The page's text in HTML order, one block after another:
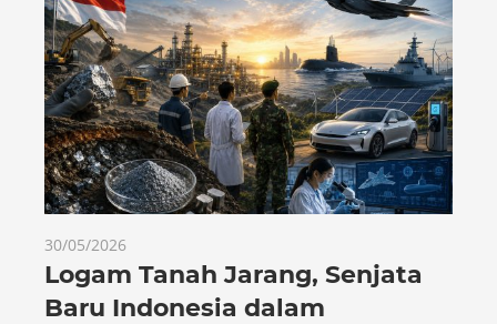
30/05/2026
Logam Tanah Jarang, Senjata
Baru Indonesia dalam